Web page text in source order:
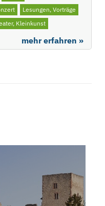
Lesungen, Vorträge
Kleinkunst
mehr erfahren »